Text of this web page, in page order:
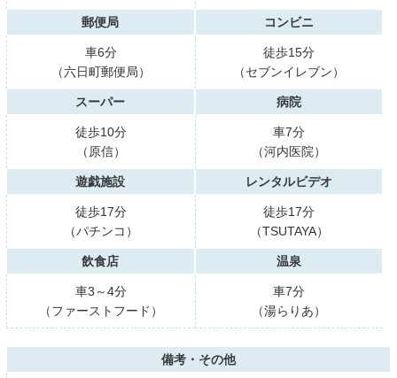
郵便局
車6分
（六日町郵便局）
コンビニ
徒歩15分
（セブンイレブン）
スーパー
徒歩10分
（原信）
病院
車7分
（河内医院）
遊戯施設
徒歩17分
（パチンコ）
レンタルビデオ
徒歩17分
（TSUTAYA）
飲食店
車3～4分
（ファーストフード）
温泉
車7分
（湯らりあ）
備考・その他